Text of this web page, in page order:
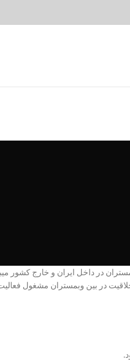
در داخل ایران و خارج کشور
مجموعه وبمستر98 چندین مجموعه فعال دیگر برای ایجاد خلاقیت